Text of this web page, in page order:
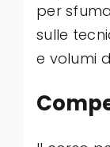
per
sulle
e volumi